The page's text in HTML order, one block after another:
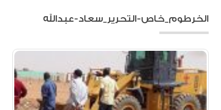
الخرطوم_خاص-التحرير_سعاد-عبدالله